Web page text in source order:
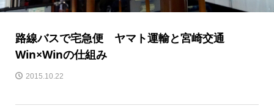
路線バスで宅急便 ヤマト運輸と宮崎交通
Win×Winの仕組み
2015.10.22